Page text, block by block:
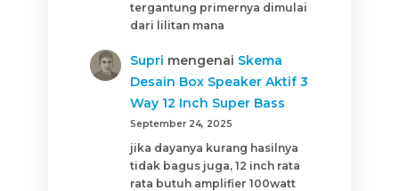
tergantung primernya dimulai
dari lilitan mana
Supri mengenai Skema
Desain Box Speaker Aktif 3
Way 12 Inch Super Bass
September 24, 2025
jika dayanya kurang hasilnya
tidak bagus juga, 12 inch rata
rata butuh amplifier 100watt